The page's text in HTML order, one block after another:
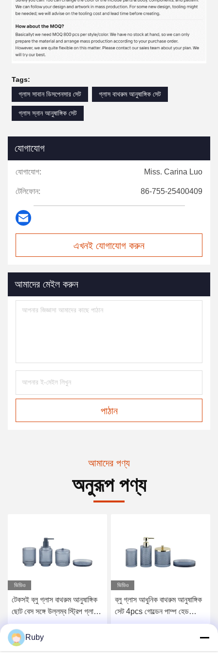
Tags:
গ্লাস সাবান ডিসপেনসার সেট
গ্লাস বাথরুম আনুষাঙ্গিক সেট
গ্লাস স্নান আনুষাঙ্গিক সেট
যোগাযোগ
যোগাযোগ: Miss. Carina Luo
টেলিফোন: 86-755-25400409
এখনই যোগাযোগ করুন
আমাদের মেইল করুন
পাঠান
আমাদের পণ্য
অনুরূপ পণ্য
টেকসই ব্লু গ্লাস বাথরুম আনুষাঙ্গিক
ছোট বেস সঙ্গে উল্লম্ব স্ট্রিপ গ্লাস
টুথব্রাশ ধারক
সেরা দাম পান
ব্লু গ্লাস আধুনিক বাথরুম আনুষাঙ্গিক
সেট 4pcs গোল্ডেন পাম্প হেড
ডিসপেনসর সার্কেল লাইন সঙ্গে
Ruby